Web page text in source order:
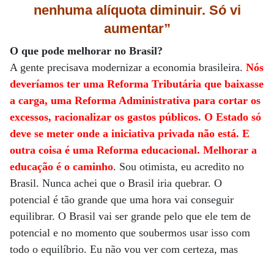
nenhuma alíquota diminuir. Só vi
aumentar”
O que pode melhorar no Brasil?
A gente precisava modernizar a economia brasileira. Nós
deveríamos ter uma Reforma Tributária que baixasse
a carga, uma Reforma Administrativa para cortar os
excessos, racionalizar os gastos públicos. O Estado só
deve se meter onde a iniciativa privada não está. E
outra coisa é uma Reforma educacional. Melhorar a
educação é o caminho. Sou otimista, eu acredito no
Brasil. Nunca achei que o Brasil iria quebrar. O
potencial é tão grande que uma hora vai conseguir
equilibrar. O Brasil vai ser grande pelo que ele tem de
potencial e no momento que soubermos usar isso com
todo o equilíbrio. Eu não vou ver com certeza, mas